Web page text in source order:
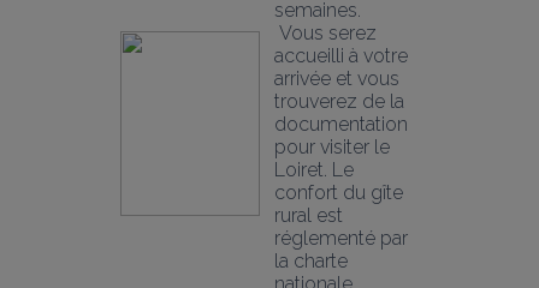
semaines.
Vous serez
accueilli à votre
arrivée et vous
trouverez de la
documentation
pour visiter le
Loiret. Le
confort du gîte
rural est
réglementé par
la charte